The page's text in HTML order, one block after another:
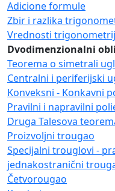
Adicione formule
Zbir i razlika
Vrednosti
Dvodimenzionalni
Teorema o simetrali
Centralni i periferijski
Konveksni - Konkavni
Pravilni i napravilni
Druga Talesova
Proizvoljni trougao
Specijalni trouglovi -
jednakostranični
Četvorougao